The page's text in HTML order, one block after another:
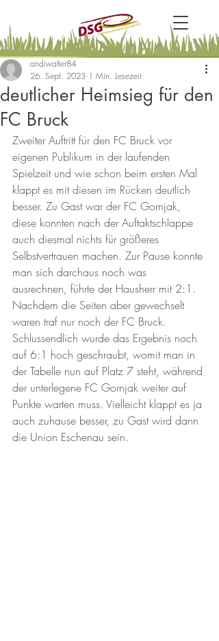
deutlicher Heimsieg für den
FC Bruck
andiwalter84
26. Sept. 2023 1 Min. Lesezeit
Zweiter Auftritt für den FC Bruck vor
eigenen Publikum in der laufenden
Spielzeit und wie schon beim ersten Mal
klappt es mit diesen im Rücken deutlich
besser. Zu Gast war der FC Gornjak,
diese konnten nach der Auftaktschlappe
auch diesmal nichts für größeres
Selbstvertrauen machen. Zur Pause konnte
man sich darchaus noch was
ausrechnen, führte der Hausherr mit 2:1.
Nachdem die Seiten aber gewechselt
waren traf nur noch der FC Bruck.
Schlussendlich wurde das Ergebnis noch
auf 6:1 hoch geschraubt, womit man in
der Tabelle nun auf Platz 7 steht, während
der unterlegene FC Gornjak weiter auf
Punkte warten muss. Vielleicht klappt es ja
auch zuhause besser, zu Gast wird dann
die Union Eschenau sein.